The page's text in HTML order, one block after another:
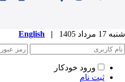
شنبه 17 مرداد 1405 |
English
ورود خودکار
ثبت نام